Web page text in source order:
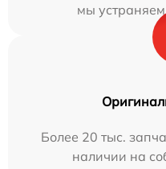
мы
Более 20 тыс.
наличии на